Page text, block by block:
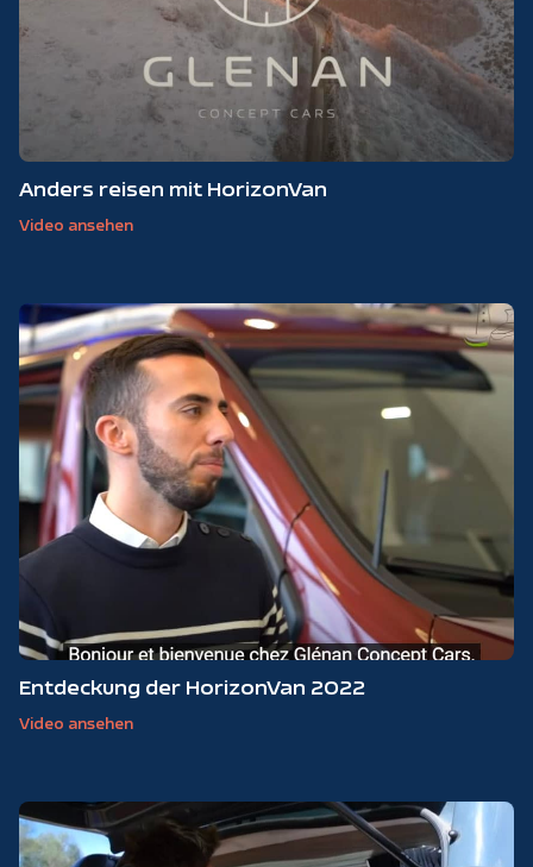
Anders reisen mit HorizonVan
Video ansehen
Entdeckung der HorizonVan 2022
Video ansehen